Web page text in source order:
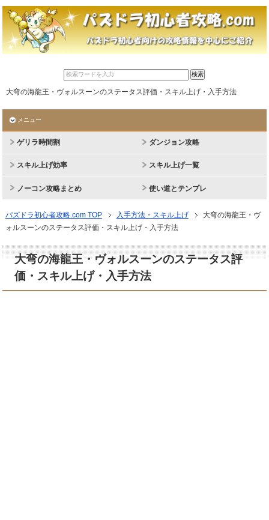
大弯の海龍王・ヴォルスーンのステータス評価・スキル上げ・入手方法
メニュー
ゲリラ時間割 ダンジョン攻略
スキル上げ効率 スキル上げ一覧
ノーコン攻略まとめ 使い道とテンプレ
パズドラ初心者攻略.com TOP 入手方法・スキル上げ
大弯の海龍王・ヴ
ォルスーンのステータス評価・スキル上げ・入手方法
大弯の海龍王・ヴォルスーンのステータス評
価・スキル上げ・入手方法